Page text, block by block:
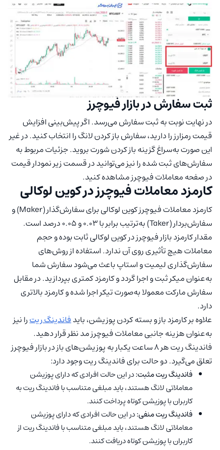
ثبت سفارش در بازار فیوچرز
در نهایت نوبت به ثبت سفارش می‌رسد. اگر پیش‌بینی افزایش
قیمت رمزارز را دارید، سفارش باز کردن لانگ را انتخاب کنید. در غیر
این صورت به‌سراغ گزینه باز کردن شورت بروید. جزئیات مربوط به
سفارش‌های ثبت شده را نیز می‌توانید در قسمت زیر نمودار قیمت
در صفحه معاملات فیوچرز مشاهده کنید.
کارمزد معاملات فیوچرز در کوین لوکالی
کارمزد معاملات فیوچرز کوین لوکالی برای سفارش‌گذار (Maker) و
سفارش‌بردار (Taker) به‌ترتیب برابر با 0.03 و 0.05 درصد است.
مقدار کارمزد بازار فیوچرز در کوین لوکالی ثابت بوده و حجم
معاملات هیچ تأثیری روی آن ندارد. استفاده از روش‌های
سفارش‌گذاری لیمیت و استاپ باعث می‌شود سفارش شما
به‌عنوان میکر ثبت و اجرا گردد و کارمزد کمتری بپردازید. در مقابل
سفارش مارکت معمولا به‌صورت تیکر اجرا شده و کارمزد بالاتری
دارد.
علاوه بر کارمزد باز و بسته کردن پوزیشن، بایدفاندینگ ریترا نیز
به‌عنوان هزینه جانبی معاملات فیوچرز مد نظر قرار دهید.
فاندینگ ریت هر 8 ساعت یکبار به پوزیشن‌های باز در بازار فیوچرز
تعلق می‌گیرد. دو حالت برای فاندینگ ریت وجود دارد:
فاندینگ ریت مثبت:در این حالت افرادی که دارای پوزیشن
معاملاتی لانگ هستند، باید مبلغی متناسب با فاندینگ ریت به
کاربران با پوزیشن کوتاه پرداخت کنند.
فاندینگ ریت منفی:در این حالت افرادی که دارای پوزیشن
معاملاتی لانگ هستند، باید مبلغی متناسب با فاندینگ ریت از
کاربران با پوزیشن کوتاه دریافت کنند.